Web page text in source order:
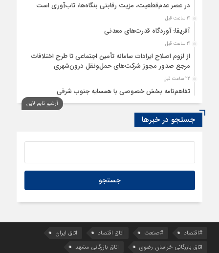
در عصر عدم‌قطعیت، مزیت رقابتی بنگاه‌ها، تاب‌آوری است
21 ساعت قبل
آفریقا؛ آوردگاه قدرت‌های معدنی
21 ساعت قبل
از لزوم اصلاح ایرادات سامانه تأمین اجتماعی تا طرح اختلافات
مرجع صدور مجوز شرکت‌های حمل‌ونقل درون‌شهری
22 ساعت قبل
تفاهم‌نامه بخش خصوصی با همسایه جنوب شرقی
23 ساعت قبل
سود اقتصاد‌ها از هوش مصنوعی
آرشیو تایم لاین
جستجو در خبرها
#اقتصاد #صنعت اتاق اقتصاد
اتاق ایران
اتاق بازرگانی خراسان رضوی
اتاق بازرگانی مشهد